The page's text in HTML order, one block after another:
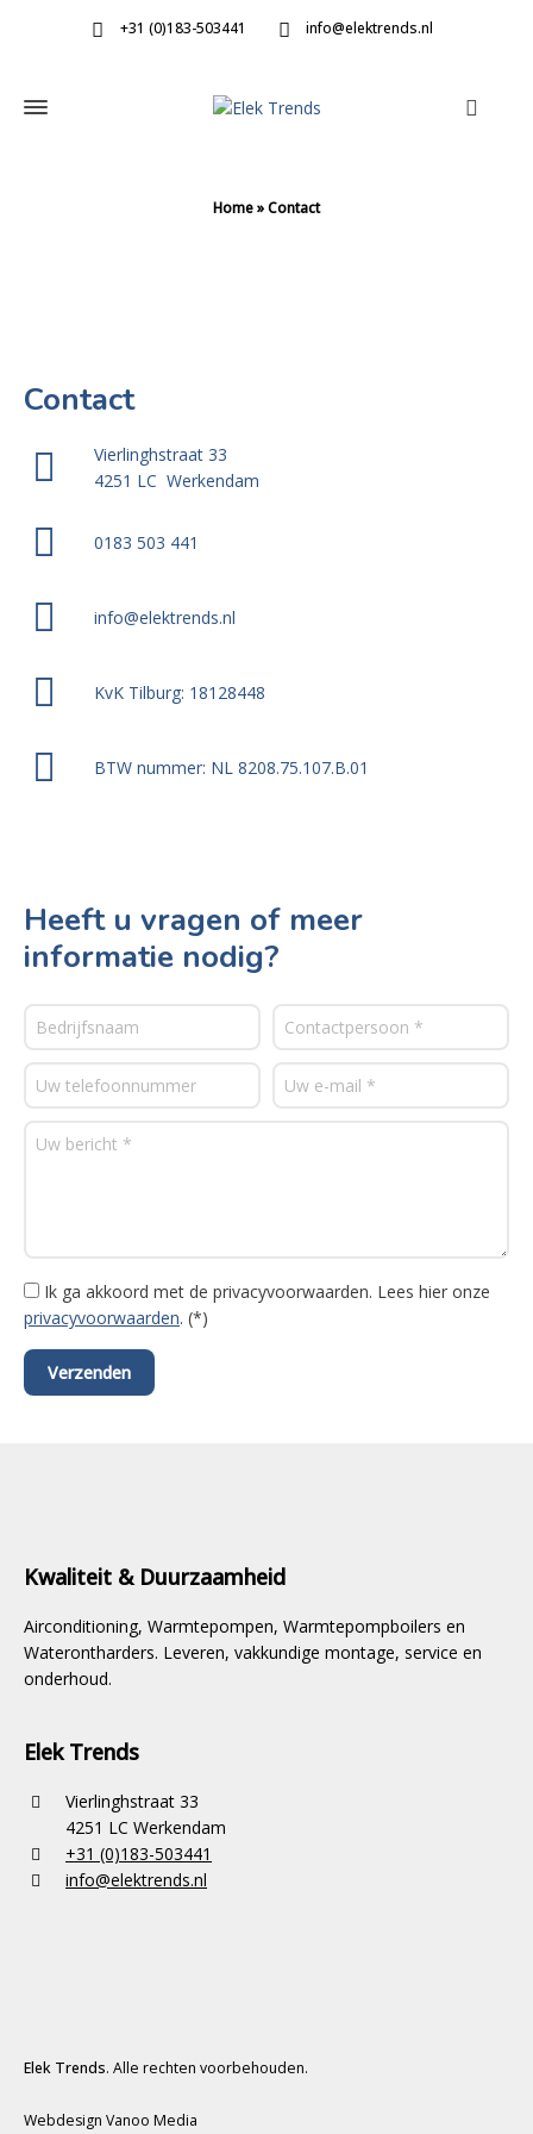
+31 (0)183-503441 info@elektrends.nl
Home»Contact
Contact
Vierlinghstraat 33
4251 LC Werkendam
0183 503 441
info@elektrends.nl
KvK Tilburg: 18128448
BTW nummer: NL 8208.75.107.B.01
Heeft u vragen of meer
informatie nodig?
Ik ga akkoord met de privacyvoorwaarden. Lees hier onze
privacyvoorwaarden. (*)
Kwaliteit & Duurzaamheid
Airconditioning, Warmtepompen, Warmtepompboilers en
Waterontharders. Leveren, vakkundige montage, service en
onderhoud.
Elek Trends
Vierlinghstraat 33
4251 LC Werkendam
+31 (0)183-503441
info@elektrends.nl
Elek Trends. Alle rechten voorbehouden.
Webdesign Vanoo Media